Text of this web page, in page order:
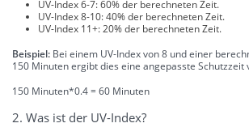
UV-Index 6-7: 60% der berechneten Zeit.
UV-Index 8-10: 40% der berechneten Zeit.
UV-Index 11+: 20% der berechneten Zeit.
Beispiel: Bei einem UV-Index von 8 und einer
150 Minuten ergibt dies eine angepasste Schutzzeit
150 Minuten*0.4 = 60 Minuten
2. Was ist der UV-Index?